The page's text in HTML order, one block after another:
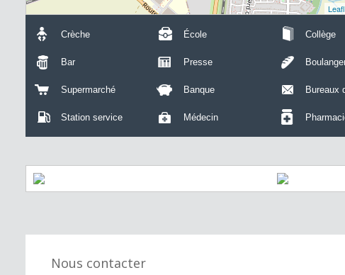
Crèche École Collège
Bar Presse
Supermarché Banque Bureaux
Station service Médecin
Nous contacter